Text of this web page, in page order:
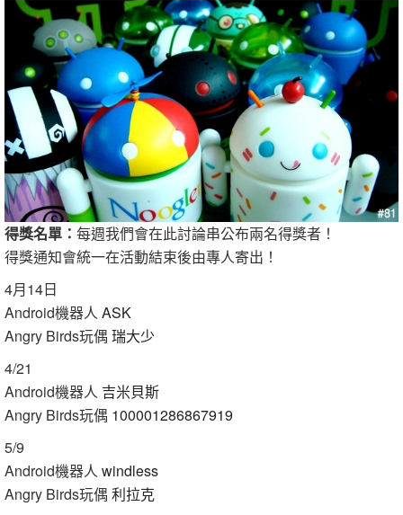
得獎名單： 每週我們會在此討論串公布兩名得獎者！
得獎通知會統一在活動結束後由專人寄出！
4月14日
Android機器人 ASK
Angry Birds玩偶 瑞大少
4/21
Android機器人 吉米貝斯
Angry Birds玩偶 100001286867919
5/9
Android機器人 windless
Angry Birds玩偶 利拉克